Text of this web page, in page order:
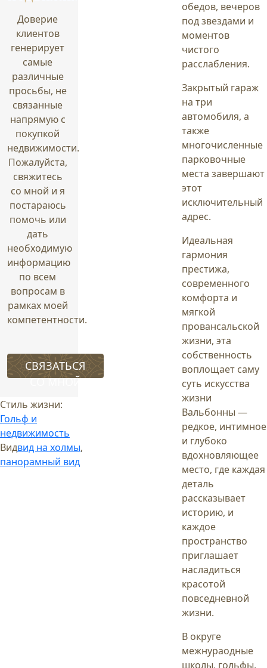
Доверие
клиентов
генерирует
самые
различные
просьбы, не
связанные
напрямую с
покупкой
недвижимости.
Пожалуйста,
свяжитесь
со мной и я
постараюсь
помочь или
дать
необходимую
информацию
по всем
вопросам в
рамках моей
компетентности.
СВЯЗАТЬСЯ
СО МНОЙ
Стиль жизни:
Гольф и
недвижимость
Видвид на холмы,
панорамный вид
обедов, вечеров
под звездами и
моментов
чистого
расслабления.
Закрытый гараж
на три
автомобиля, а
также
многочисленные
парковочные
места завершают
этот
исключительный
адрес.
Идеальная
гармония
престижа,
современного
комфорта и
мягкой
провансальской
жизни, эта
собственность
воплощает саму
суть искусства
жизни
Вальбонны —
редкое, интимное
и глубоко
вдохновляющее
место, где каждая
деталь
рассказывает
историю, и
каждое
пространство
приглашает
насладиться
красотой
повседневной
жизни.
В округе
межнураодные
школы, гольфы,